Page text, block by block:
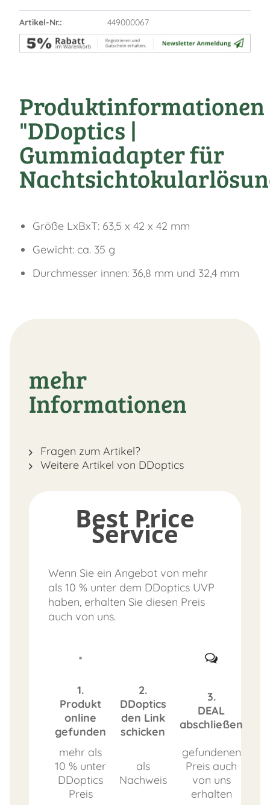
Artikel-Nr.: 449000067
Produktinformationen
"DDoptics |
Gummiadapter für
Größe LxBxT: 63,5 x 42 x 42 mm
Gewicht: ca. 35 g
Durchmesser innen: 36,8 mm und 32,4 mm
mehr
Informationen
Fragen zum Artikel?
Weitere Artikel von DDoptics
Best Price
Service
Wenn Sie ein Angebot von mehr
als 10 % unter dem DDoptics UVP
haben, erhalten Sie diesen Preis
auch von uns.
1.
Produkt
online
gefunden
2.
DDoptics
den Link
schicken
3.
DEAL
abschließen
mehr als
10 % unter
DDoptics
Preis
als
Nachweis
gefundenen
Preis auch
von uns
erhalten